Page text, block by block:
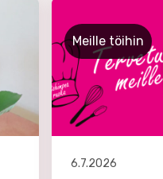
Meille töihin
6.7.2026